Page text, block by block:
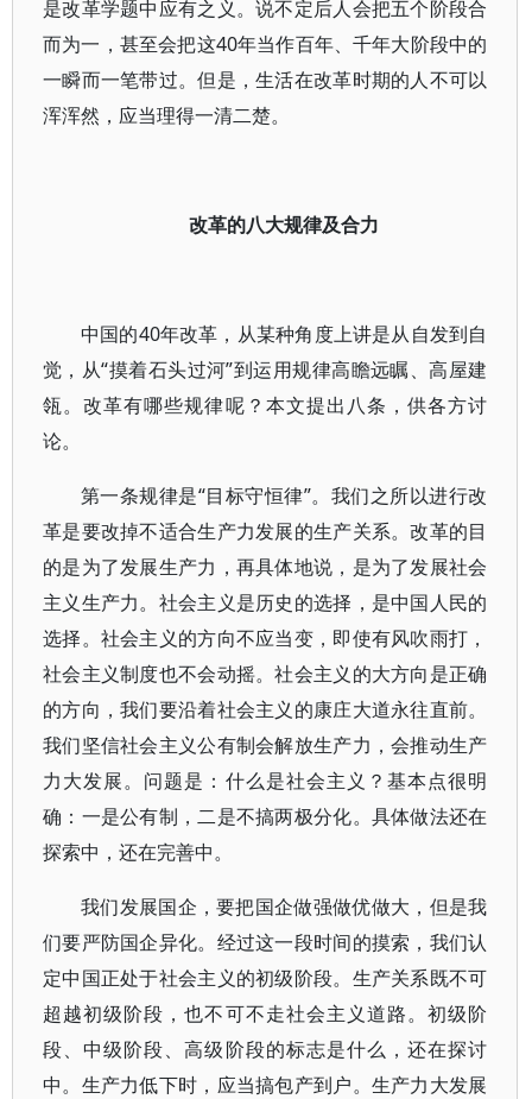
是改革学题中应有之义。说不定后人会把五个阶段合
而为一，甚至会把这40年当作百年、千年大阶段中的
一瞬而一笔带过。但是，生活在改革时期的人不可以
浑浑然，应当理得一清二楚。
改革的八大规律及合力
中国的40年改革，从某种角度上讲是从自发到自
觉，从“摸着石头过河”到运用规律高瞻远瞩、高屋建
瓴。改革有哪些规律呢？本文提出八条，供各方讨
论。
第一条规律是“目标守恒律”。我们之所以进行改
革是要改掉不适合生产力发展的生产关系。改革的目
的是为了发展生产力，再具体地说，是为了发展社会
主义生产力。社会主义是历史的选择，是中国人民的
选择。社会主义的方向不应当变，即使有风吹雨打，
社会主义制度也不会动摇。社会主义的大方向是正确
的方向，我们要沿着社会主义的康庄大道永往直前。
我们坚信社会主义公有制会解放生产力，会推动生产
力大发展。问题是：什么是社会主义？基本点很明
确：一是公有制，二是不搞两极分化。具体做法还在
探索中，还在完善中。
我们发展国企，要把国企做强做优做大，但是我
们要严防国企异化。经过这一段时间的摸索，我们认
定中国正处于社会主义的初级阶段。生产关系既不可
超越初级阶段，也不可不走社会主义道路。初级阶
段、中级阶段、高级阶段的标志是什么，还在探讨
中。生产力低下时，应当搞包产到户。生产力大发展